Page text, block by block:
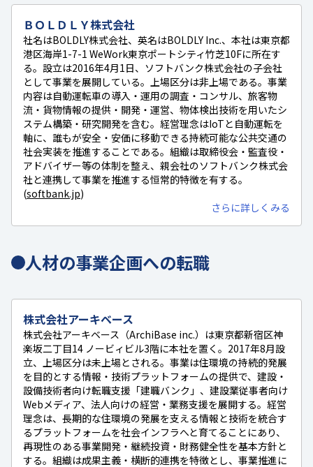
ＢＯＬＤＬＹ株式会社
社名はBOLDLY株式会社、英名はBOLDLY Inc.、本社は東京都
港区海岸1-7-1 WeWork東京ポートシティ竹芝10Fに所在す
る。設立は2016年4月1日、ソフトバンク株式会社の子会社
として事業を展開している。上場区分は非上場である。事業
内容は自動運転車の導入・運用の調査・コンサル、旅客物
流・貨物情報の提供・開発・運営、物体検出技術を用いたシ
ステム構築・研究開発を含む。経営理念はIoTと自動運転を
軸に、誰もが安全・安価に移動できる持続可能な公共交通の
社会実装を推進することである。組織は取締役会・監査役・
アドバイザー等の体制を整え、親会社のソフトバンク株式会
社と連携して事業を推進する恒常的特徴を有する。
(softbank.jp)
さらに詳しくみる
人材の事業企画への転職
株式会社アーキベース
株式会社アーキベース（ArchiBase inc.）は東京都新宿区神
楽坂二丁目14 ノービィビル3階に本社を置く。2017年8月設
立、上場区分は未上場とされる。事業は住環境の持続的発展
を目的とする情報・技術プラットフォームの提供で、建設・
設備技術者向け転職支援「建職バンク」、建設業従事者向け
Webメディア、法人向けの経営・業務支援を展開する。経営
理念は、長期的な住環境の発展を支える情報と技術を統合す
るプラットフォームを社会インフラへと育てることにあり、
再現性のある事業開発・継続投資・財務健全性を基本方針と
する。組織は成果主義・横断的連携を特徴とし、事業推進に